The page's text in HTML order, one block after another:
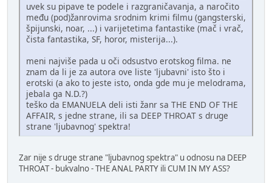
uvek su pipave te podele i razgraničavanja, a naročito
među (pod)žanrovima srodnim krimi filmu (gangsterski,
špijunski, noar, ...) i varijetetima fantastike (mač i vrač,
čista fantastika, SF, horor, misterija...).
meni najviše pada u oči odsustvo erotskog filma. ne
znam da li je za autora ove liste 'ljubavni' isto što i
erotski (a ako to jeste isto, onda gde mu je melodrama,
jebala ga N.D.?)
teško da EMANUELA deli isti žanr sa THE END OF THE
AFFAIR, s jedne strane, ili sa DEEP THROAT s druge
strane 'ljubavnog' spektra!
Zar nije s druge strane "ljubavnog spektra" u odnosu na DEEP
THROAT - bukvalno - THE ANAL PARTY ili CUM IN MY ASS?